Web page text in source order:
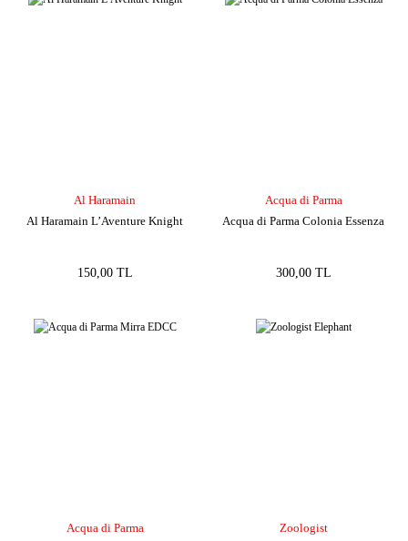
Al Haramain
Al Haramain L’Aventure Knight
150,00 TL
Acqua di Parma
Acqua di Parma Colonia Essenza
300,00 TL
Acqua di Parma
Zoologist